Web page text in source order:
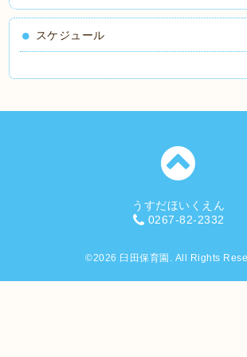
スケジュール
うすだほいくえん
0267-82-2332
©2026 臼田保育園 . All Rights